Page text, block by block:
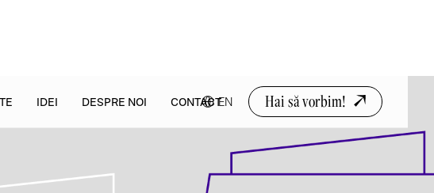
IDEI DESPRE NOI CONTACTEN Hai să vorbim!